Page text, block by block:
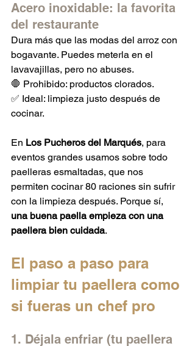
Acero inoxidable: la favorita
del restaurante
Dura más que las modas del arroz con
bogavante. Puedes meterla en el
lavavajillas, pero no abuses.
🛑 Prohibido: productos clorados.
✅ Ideal: limpieza justo después de
cocinar.
En Los Pucheros del Marqués, para
eventos grandes usamos sobre todo
paelleras esmaltadas, que nos
permiten cocinar 80 raciones sin sufrir
con la limpieza después. Porque sí,
una buena paella empieza con una
paellera bien cuidada.
El paso a paso para
limpiar tu paellera como
si fueras un chef pro
1. Déjala enfriar (tu paellera